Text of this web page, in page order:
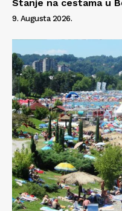
Info
O nama
Kontakt
Impressum
Stanje na cestama u
9. Augusta 2026.